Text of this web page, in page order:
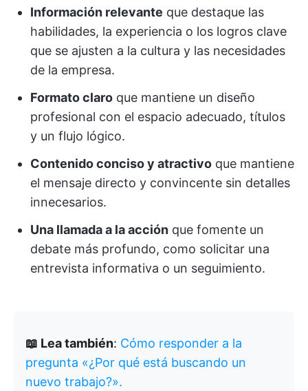
Información relevante que destaque las
habilidades, la experiencia o los logros clave
que se ajusten a la cultura y las necesidades
de la empresa.
Formato claro que mantiene un diseño
profesional con el espacio adecuado, títulos
y un flujo lógico.
Contenido conciso y atractivo que mantiene
el mensaje directo y convincente sin detalles
innecesarios.
Una llamada a la acción que fomente un
debate más profundo, como solicitar una
entrevista informativa o un seguimiento.
📖 Lea también: Cómo responder a la
pregunta «¿Por qué está buscando un
nuevo trabajo?».